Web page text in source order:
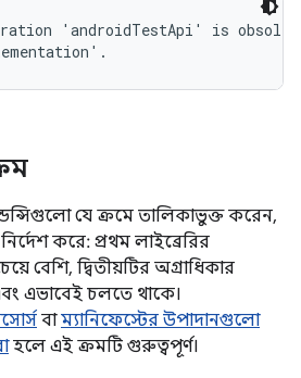
'androidTestApi' is
যে ক্রমে তালিকাভুক্ত করেন,
করে: প্রথম লাইব্রেরির
বেশি, দ্বিতীয়টির অগ্রাধিকার
এভাবেই চলতে থাকে।
বাম্যানিফেস্টের উপাদানগুলো
হলে এই ক্রমটি গুরুত্বপূর্ণ।